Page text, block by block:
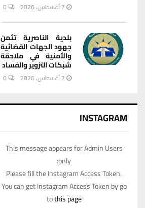
7 أغسطس، 2026 0
بلدية الناصرية تثمن
جهود الجهات القضائية
والأمنية في ملاحقة
شبكات التزوير والفساد
7 أغسطس، 2026 0
INSTAGRAM
This message appears for Admin Users
only:
Please fill the Instagram Access Token.
You can get Instagram Access Token by go
tothis page